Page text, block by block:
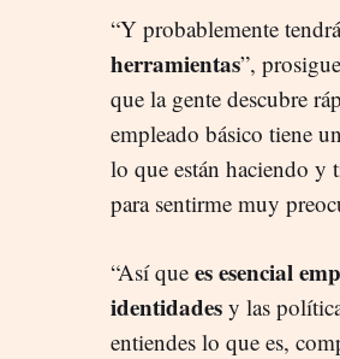
“Y probablemente
herramientas”,
que la gente descubre
empleado básico tiene
lo que están haciendo y
para sentirme muy
“Así que es esencial
identidades y las
entiendes lo que es,